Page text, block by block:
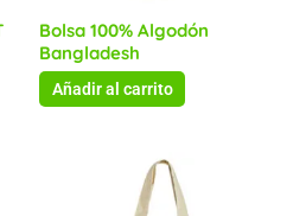
Bolsa 100% Algodón
Bangladesh
Añadir al carrito